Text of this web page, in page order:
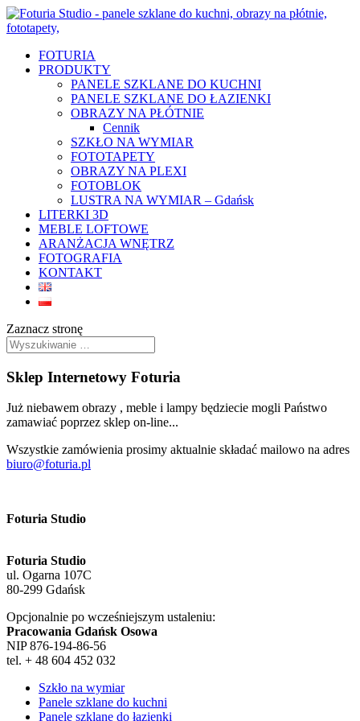
FOTURIA
PRODUKTY
PANELE SZKLANE DO KUCHNI
PANELE SZKLANE DO ŁAZIENKI
OBRAZY NA PŁÓTNIE
Cennik
SZKŁO NA WYMIAR
FOTOTAPETY
OBRAZY NA PLEXI
FOTOBLOK
LUSTRA NA WYMIAR – Gdańsk
LITERKI 3D
MEBLE LOFTOWE
ARANŻACJA WNĘTRZ
FOTOGRAFIA
KONTAKT
Zaznacz stronę
Sklep Internetowy Foturia
Już niebawem obrazy , meble i lampy będziecie mogli Państwo
zamawiać poprzez sklep on-line...
Wszystkie zamówienia prosimy aktualnie składać mailowo na adres
biuro@foturia.pl
Foturia Studio
Foturia Studio
ul. Ogarna 107C
80-299 Gdańsk
Opcjonalnie po wcześniejszym ustaleniu:
Pracowania Gdańsk Osowa
NIP 876-194-86-56
tel. + 48 604 452 032
Szkło na wymiar
Panele szklane do kuchni
Panele szklane do łazienki